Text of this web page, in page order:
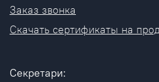
Заказ звонка
Скачать сертификаты на
Секретари: